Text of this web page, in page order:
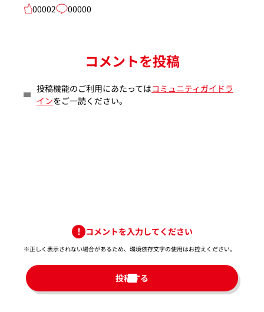
00002
00000
コメントを投稿
投稿機能のご利用にあたってはコミュニティガイドラ
インをご一読ください。
コメントを入力してください
※正しく表示されない場合があるため、環境依存文字の使用はお控えください。​
投稿する